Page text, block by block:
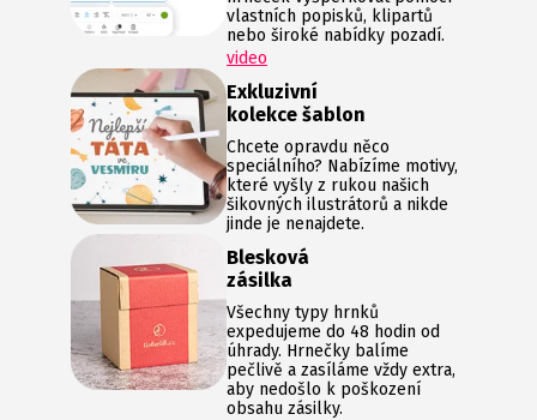
vlastních popisků, klipartů
nebo široké nabídky pozadí.
video
Exkluzivní
kolekce šablon
Chcete opravdu něco
speciálního? Nabízíme motivy,
které vyšly z rukou našich
šikovných ilustrátorů a nikde
jinde je nenajdete.
Blesková
zásilka
Všechny typy hrnků
expedujeme do 48 hodin od
úhrady. Hrnečky balíme
pečlivě a zasíláme vždy extra,
aby nedošlo k poškození
obsahu zásilky.